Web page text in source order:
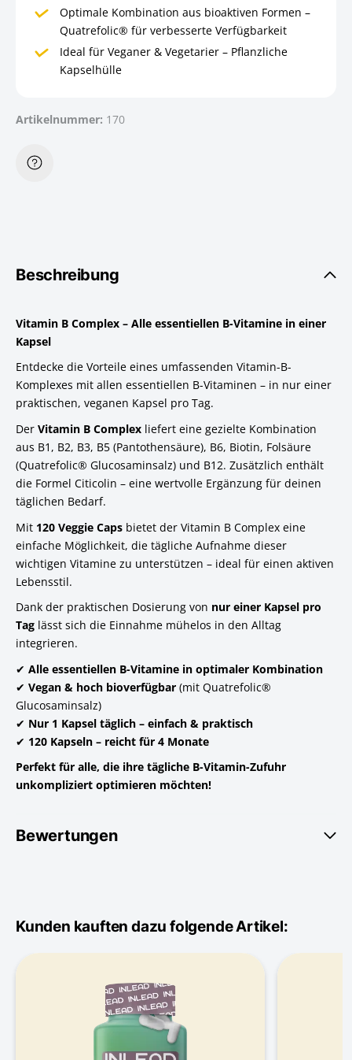
Optimale Kombination aus bioaktiven Formen –
Quatrefolic® für verbesserte Verfügbarkeit
Ideal für Veganer & Vegetarier – Pflanzliche
Kapselhülle
Artikelnummer: 170
Beschreibung
Vitamin B Complex – Alle essentiellen B-Vitamine in einer
Kapsel
Entdecke die Vorteile eines umfassenden Vitamin-B-
Komplexes mit allen essentiellen B-Vitaminen – in nur einer
praktischen, veganen Kapsel pro Tag.
Der Vitamin B Complex liefert eine gezielte Kombination
aus B1, B2, B3, B5 (Pantothensäure), B6, Biotin, Folsäure
(Quatrefolic® Glucosaminsalz) und B12. Zusätzlich enthält
die Formel Citicolin – eine wertvolle Ergänzung für deinen
täglichen Bedarf.
Mit 120 Veggie Caps bietet der Vitamin B Complex eine
einfache Möglichkeit, die tägliche Aufnahme dieser
wichtigen Vitamine zu unterstützen – ideal für einen aktiven
Lebensstil.
Dank der praktischen Dosierung von nur einer Kapsel pro
Tag lässt sich die Einnahme mühelos in den Alltag
integrieren.
✔ Alle essentiellen B-Vitamine in optimaler Kombination
✔ Vegan & hoch bioverfügbar (mit Quatrefolic®
Glucosaminsalz)
✔ Nur 1 Kapsel täglich – einfach & praktisch
✔ 120 Kapseln – reicht für 4 Monate
Perfekt für alle, die ihre tägliche B-Vitamin-Zufuhr
unkompliziert optimieren möchten!
Bewertungen
Kunden kauften dazu folgende Artikel: